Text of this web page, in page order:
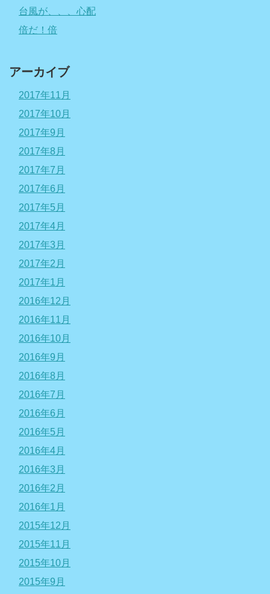
台風が、、、心配
倍だ！倍
アーカイブ
2017年11月
2017年10月
2017年9月
2017年8月
2017年7月
2017年6月
2017年5月
2017年4月
2017年3月
2017年2月
2017年1月
2016年12月
2016年11月
2016年10月
2016年9月
2016年8月
2016年7月
2016年6月
2016年5月
2016年4月
2016年3月
2016年2月
2016年1月
2015年12月
2015年11月
2015年10月
2015年9月